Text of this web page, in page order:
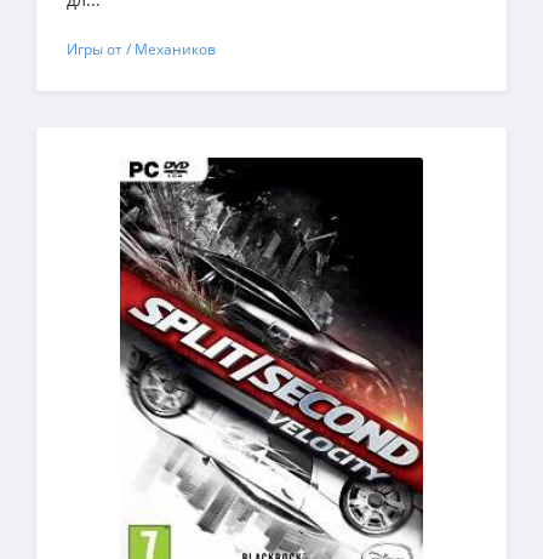
Игры от / Механиков